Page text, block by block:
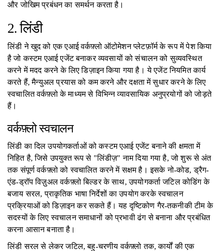
और जोखिम प्रबंधन का समर्थन करता है।
2. लिंडी
लिंडी ने खुद को एक एआई वर्कफ़्लो ऑटोमेशन प्लेटफ़ॉर्म के रूप में पेश किया
है जो कस्टम एआई एजेंट बनाकर व्यवसायों को संचालन को सुव्यवस्थित
करने में मदद करने के लिए डिज़ाइन किया गया है। ये एजेंट नियमित कार्य
करते हैं, मैन्युअल प्रयास को कम करने और दक्षता में सुधार करने के लिए
स्वचालित वर्कफ़्लो के माध्यम से विभिन्न व्यावसायिक अनुप्रयोगों को जोड़ते
हैं।
वर्कफ़्लो स्वचालन
लिंडी का दिल उपयोगकर्ताओं को कस्टम एआई एजेंट बनाने की क्षमता में
निहित है, जिसे उपयुक्त रूप से "लिंडीज़" नाम दिया गया है, जो शुरू से अंत
तक संपूर्ण वर्कफ़्लो को स्वचालित करने में सक्षम है। इसके नो-कोड, ड्रैग-
एंड-ड्रॉप विज़ुअल वर्कफ़्लो बिल्डर के साथ, उपयोगकर्ता जटिल कोडिंग के
बजाय सरल, प्राकृतिक भाषा निर्देशों का उपयोग करके स्वचालन
प्रक्रियाओं को डिज़ाइन कर सकते हैं। यह दृष्टिकोण गैर-तकनीकी टीम के
सदस्यों के लिए स्वचालन समाधानों को प्रभावी ढंग से बनाना और प्रबंधित
करना आसान बनाता है।
लिंडी सरल से लेकर जटिल, बहु-चरणीय वर्कफ़्लो तक, कार्यों की एक